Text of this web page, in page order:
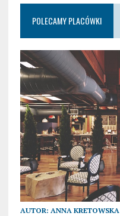
POLECAMY PLACÓWKI
AUTOR: ANNA KRETOWSKA